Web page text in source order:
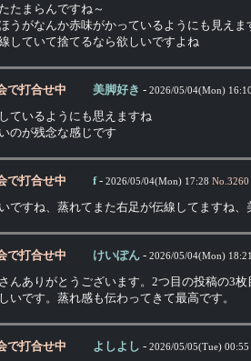
たまらんですね～
うがなんか赤味がかっているようにも見えま
していて捨てるなら欲しいですよね
で打合せ中 美脚好き - 2026/05/04(Mon)
ているようにも思えますね
のが残念な感じです
で打合せ中 f- 2026/05/04(Mon) 17:28 No. 3260
ですね、蒸れてまた右足が伝線してますね
で打合せ中 けいぽん - 2026/05/04(Mon)
んありがとうございます。2つ目の投稿の3
いです。蒸れ感も伝わってきて最高です。
で打合せ中 よしよし - 2026/05/05(Tue) 00:55